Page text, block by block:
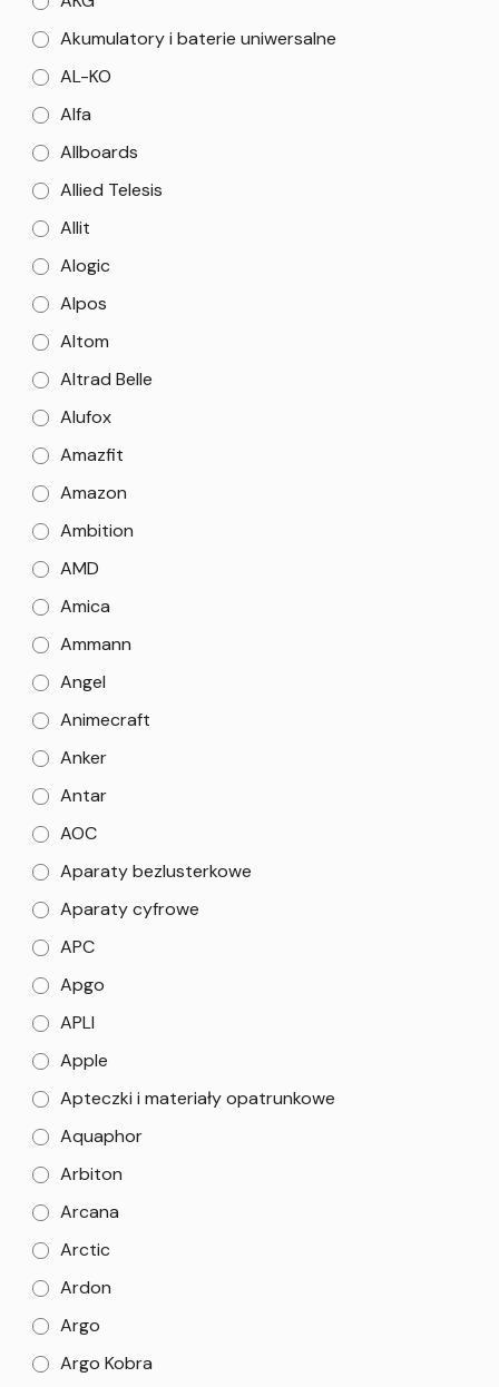
Akumulatory i baterie uniwersalne
AL-KO
Alfa
Allboards
Allied Telesis
Allit
Alogic
Alpos
Altom
Altrad Belle
Alufox
Amazfit
Amazon
Ambition
AMD
Amica
Ammann
Angel
Animecraft
Anker
Antar
AOC
Aparaty bezlusterkowe
Aparaty cyfrowe
APC
Apgo
APLI
Apple
Apteczki i materiały opatrunkowe
Aquaphor
Arbiton
Arcana
Arctic
Ardon
Argo
Argo Kobra